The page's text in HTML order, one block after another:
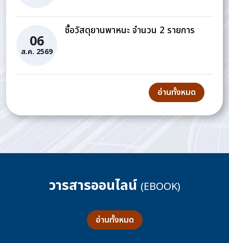
06
ส.ค. 2569
ซื้อวัสดุยานพาหนะ จำนวน 2 รายการ
อ่านทั้งหมด
วารสารออนไลน์ (EBOOK)
อ่านทั้งหมด